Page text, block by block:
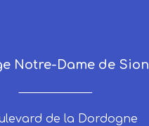
Notre-Dame de Sion
de la Dordogne